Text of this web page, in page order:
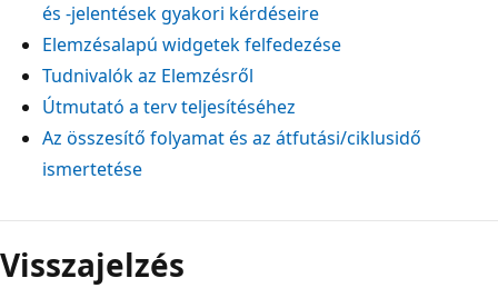
és -jelentések gyakori kérdéseire
Elemzésalapú widgetek felfedezése
Tudnivalók az Elemzésről
Útmutató a terv teljesítéséhez
Az összesítő folyamat és az átfutási/ciklusidő
ismertetése
Visszajelzés